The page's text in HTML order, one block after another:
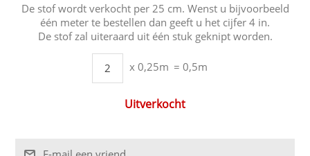
De stof wordt verkocht per 25 cm. Wenst u bijvoorbeeld
één meter te bestellen dan geeft u het cijfer 4 in.
De stof zal uiteraard uit één stuk geknipt worden.
x 0,25m = 0,5m
Uitverkocht